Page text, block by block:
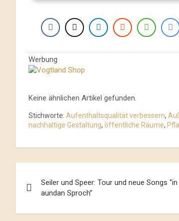
Werbung
Keine ähnlichen Artikel gefunden.
Stichworte: Aufenthaltsqualität verbessern,
nachhaltige Gestaltung, öffentliche Räume,
Navigation
Seiler und Speer: Tour und neue Songs
aundan Sproch”